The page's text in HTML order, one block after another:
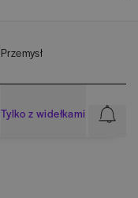
Przemysł
Tylko z widełkami